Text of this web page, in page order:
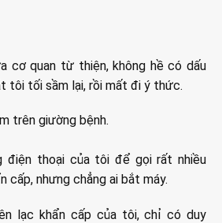
cơ quan từ thiện, không hề có dấu
tôi tối sầm lại, rồi mất đi ý thức.
trên giường bệnh.
điện thoại của tôi để gọi rất nhiều
cấp, nhưng chẳng ai bắt máy.
lạc khẩn cấp của tôi, chỉ có duy